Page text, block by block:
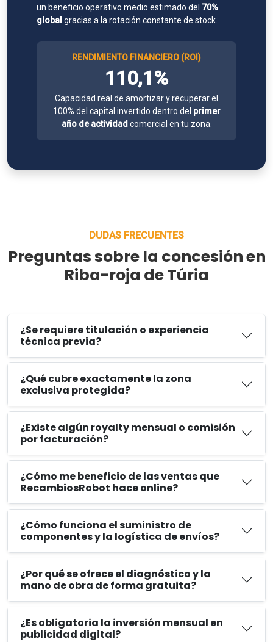
un beneficio operativo medio estimado del 70%
global gracias a la rotación constante de stock.
RENDIMIENTO FINANCIERO (ROI)
110,1%
Capacidad real de amortizar y recuperar el
100% del capital invertido dentro del primer
año de actividad comercial en tu zona.
DUDAS FRECUENTES
Preguntas sobre la concesión en
Riba-roja de Túria
¿Se requiere titulación o experiencia
técnica previa?
¿Qué cubre exactamente la zona
exclusiva protegida?
¿Existe algún royalty mensual o comisión
por facturación?
¿Cómo me beneficio de las ventas que
RecambiosRobot hace online?
¿Cómo funciona el suministro de
componentes y la logística de envíos?
¿Por qué se ofrece el diagnóstico y la
mano de obra de forma gratuita?
¿Es obligatoria la inversión mensual en
publicidad digital?